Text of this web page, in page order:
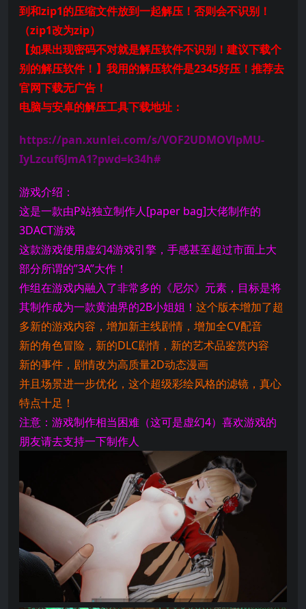
到和zip1的压缩文件放到一起解压！否则会不识别！
（zip1改为zip）
【如果出现密码不对就是解压软件不识别！建议下载个
别的解压软件！】我用的解压软件是2345好压！推荐去
官网下载无广告！
电脑与安卓的解压工具下载地址：
https://pan.xunlei.com/s/VOF2UDMOVlpMU-
IyLzcuf6JmA1?pwd=k34h#
游戏介绍：
这是一款由P站独立制作人[paper bag]大佬制作的
3DACT游戏
这款游戏使用虚幻4游戏引擎，手感甚至超过市面上大
部分所谓的”3A”大作！
作组在游戏内融入了非常多的《尼尔》元素，目标是将
其制作成为一款黄油界的2B小姐姐！ 这个版本增加了超
多新的游戏内容，增加新主线剧情，增加全CV配音
新的角色冒险，新的DLC剧情，新的艺术品鉴赏内容
新的事件，剧情改为高质量2D动态漫画
并且场景进一步优化，这个超级彩绘风格的滤镜，真心
特点十足！
注意：游戏制作相当困难（这可是虚幻4）喜欢游戏的
朋友请去支持一下制作人